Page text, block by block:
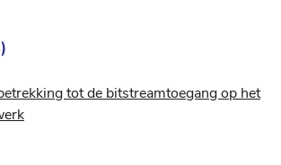
tot de bitstreamtoegang op het